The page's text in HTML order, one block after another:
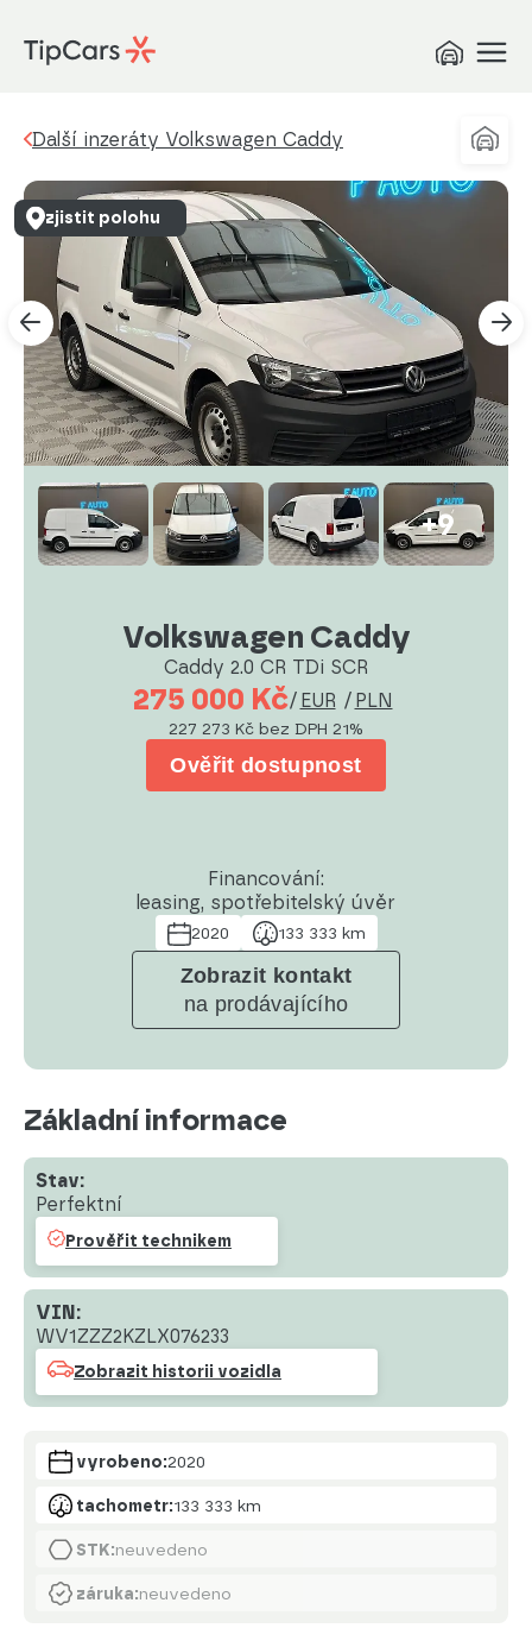
Další inzeráty Volkswagen Caddy
+9
Volkswagen Caddy
Caddy 2.0 CR TDi SCR
275 000 Kč/ EUR / PLN
227 273 Kč bez DPH 21%
Ověřit dostupnost
Financování:
leasing, spotřebitelský úvěr
2020 133 333 km
Zobrazit kontakt
na prodávajícího
zjistit polohu
Základní informace
Stav:
Perfektní
Prověřit technikem
VIN:
WV1ZZZ2KZLX076233
Zobrazit historii vozidla
vyrobeno:2020
tachometr:133 333 km
STK:neuvedeno
záruka:neuvedeno